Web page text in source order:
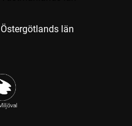
Östergötlands län